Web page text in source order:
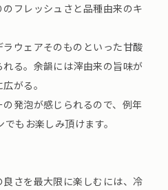
フレッシュさと品種由来のキ
ウェアそのものといった甘酸
る。余韻には滓由来の旨味が
がる。
発泡が感じられるので、例年
もお楽しみ頂けます。
さを最大限に楽しむには、冷